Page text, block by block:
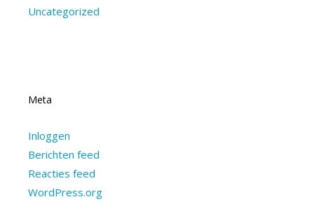
Uncategorized
Meta
Inloggen
Berichten feed
Reacties feed
WordPress.org